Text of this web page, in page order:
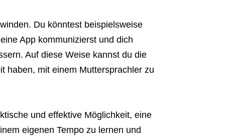
Du könntest beispielsweise
App kommunizierst und dich
Auf diese Weise kannst du die
haben, mit einem Muttersprachler zu
und effektive Möglichkeit, eine
eigenen Tempo zu lernen und